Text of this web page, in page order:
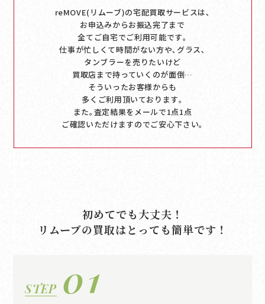
reMOVE(リムーブ)の宅配買取サービスは､
お申込みからお振込完了まで
全てご自宅でご利用可能です｡
仕事が忙しくて時間がない方や､グラス､
タンブラーを売りたいけど
買取店まで持っていくのが面倒…
そういったお客様からも
多くご利用頂いております｡
また｡査定結果をメールで1点1点
ご確認いただけますのでご安心下さい｡
初めてでも大丈夫！
リムーブの買取はとっても簡単です！
STEP 01